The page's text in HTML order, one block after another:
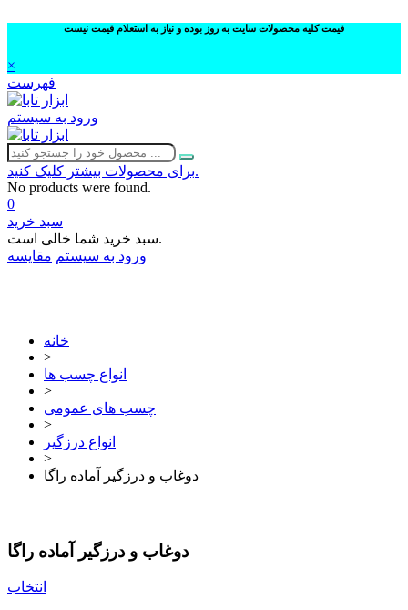
قیمت کلیه محصولات سایت به روز بوده و نیاز به استعلام قیمت نیست
×
فهرست
ورود به سیستم
برای محصولات بیشتر کلیک کنید.
No products were found.
0
سبد خرید
سبد خرید شما خالی است.
ورود به سیستم مقایسه
خانه
>
انواع چسب ها
>
چسب های عمومی
>
انواع درزگیر
>
دوغاب و درزگیر آماده راگا
دوغاب و درزگیر آماده راگا
انتخاب